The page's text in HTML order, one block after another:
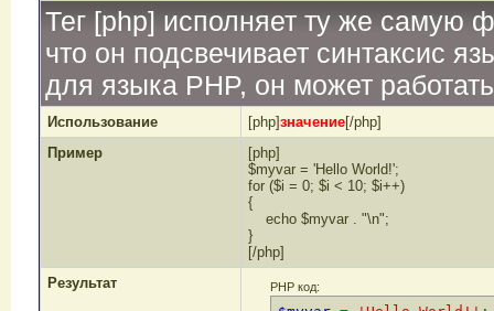
Тег [php] исполняет ту же самую
что он подсвечивает синтаксис
для языка PHP, он может
Использование [php]значение[/php]
Пример
[php]
$myvar = 'Hello World!';
for ($i = 0; $i < 10; $i++)
{
echo $myvar . "\n";
}
[/php]
Результат
PHP код: